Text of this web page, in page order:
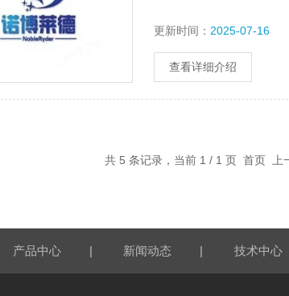
更新时间： 2025-07-16
查看详细介绍
共 5 条记录，当前 1 / 1 页 首页
产品中心 | 新闻动态 | 技术中心